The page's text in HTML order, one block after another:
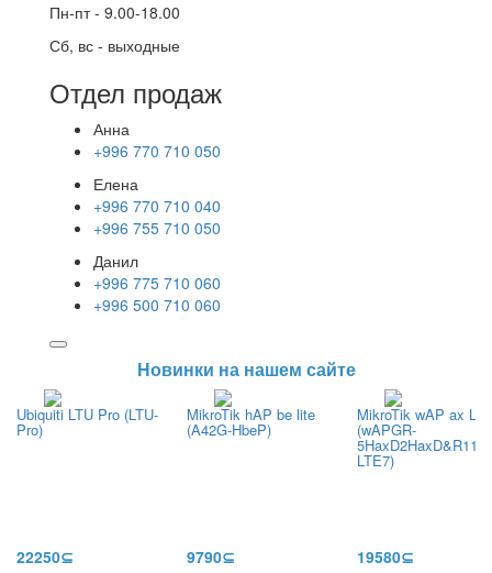
Пн-пт - 9.00-18.00
Сб, вс - выходные
Отдел продаж
Анна
+996 770 710 050
Елена
+996 770 710 040
+996 755 710 050
Данил
+996 775 710 060
+996 500 710 060
Новинки на нашем сайте
Ubiquiti LTU Pro (LTU-
Pro)
22250⊆
MikroTik hAP be lite
(A42G-HbeP)
9790⊆
MikroTik wAP ax
(wAPGR-
5HaxD2HaxD&R11e-
LTE7)
19580⊆